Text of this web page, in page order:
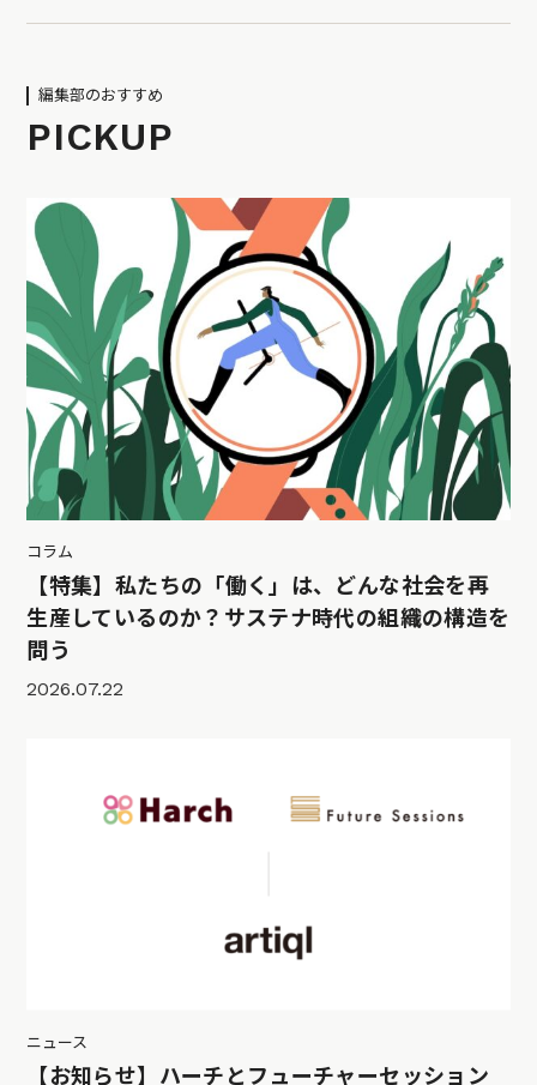
編集部のおすすめ
PICKUP
コラム
【特集】私たちの「働く」は、どんな社会を再
生産しているのか？サステナ時代の組織の構造を
問う
2026.07.22
ニュース
【お知らせ】ハーチとフューチャーセッション